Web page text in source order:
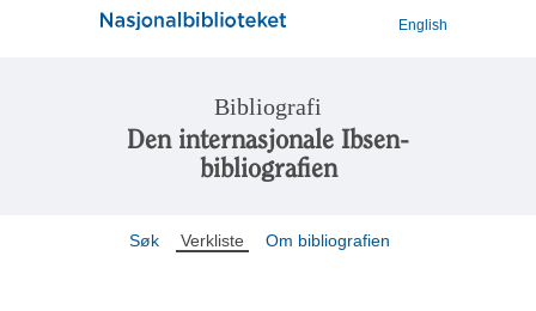
English
Bibliografi
Den internasjonale Ibsen-
bibliografien
Søk Verkliste Om bibliografien